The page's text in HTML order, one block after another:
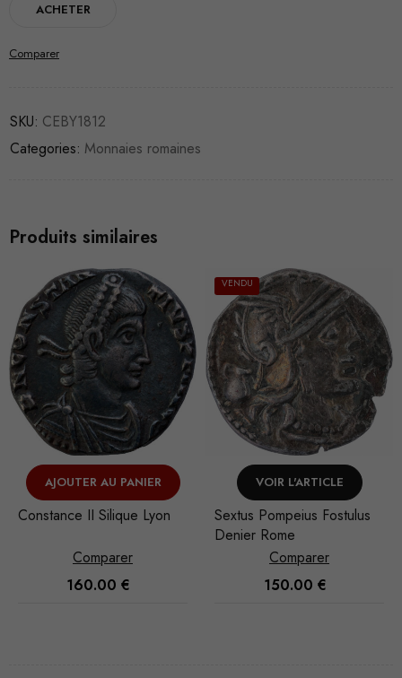
ACHETER
Comparer
SKU: CEBY1812
Categories: Monnaies romaines
Produits similaires
VENDU
VOIR L'ARTICLE
Sextus Pompeius Fostulus
Comparer
150.00
VENDU
VOIR L'ARTICLE
Julia Soaemia Denier Atelier
incertain
Comparer
120.00